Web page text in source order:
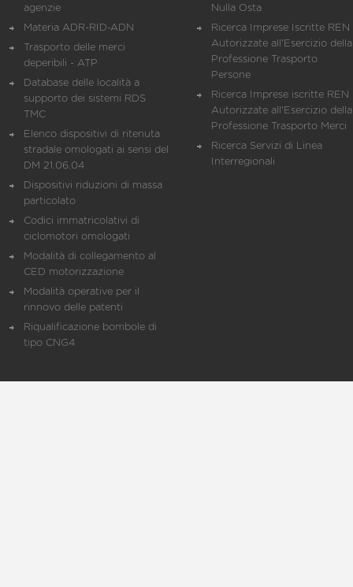
agenzie
Materia ADR-RID-ADN
Trasporto delle merci
deperibili - ATP
Database delle località a
supporto dei sistemi RDS
TMC
Elenco dispositivi di ritenuta
stradale omologati ai sensi del
DM 21.06.04
Dispositivi riduzioni di massa
particolato
Codici immatricolativi di
ciclomotori omologati
Modalità di collegamento al
CED motorizzazione
Modalità operative per il
rinnovo delle patenti
Riqualificazione bombole di
tipo CNG4
Nulla Osta
Ricerca Imprese Iscritte REN
Autorizzate all'Esercizio della
Professione Trasporto
Persone
Ricerca Imprese iscritte REN
Autorizzate all'Esercizio della
Professione Trasporto Merci
Ricerca Servizi di Linea
Interregionali